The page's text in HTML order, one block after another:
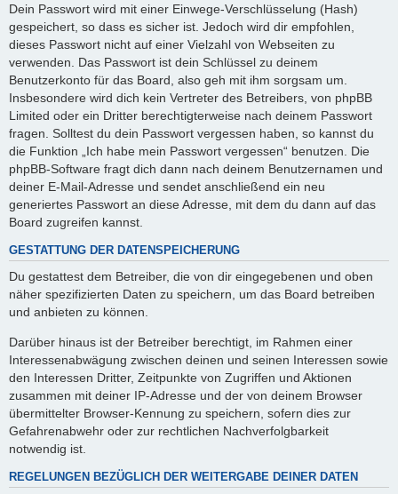
Dein Passwort wird mit einer Einwege-Verschlüsselung (Hash)
gespeichert, so dass es sicher ist. Jedoch wird dir empfohlen,
dieses Passwort nicht auf einer Vielzahl von Webseiten zu
verwenden. Das Passwort ist dein Schlüssel zu deinem
Benutzerkonto für das Board, also geh mit ihm sorgsam um.
Insbesondere wird dich kein Vertreter des Betreibers, von phpBB
Limited oder ein Dritter berechtigterweise nach deinem Passwort
fragen. Solltest du dein Passwort vergessen haben, so kannst du
die Funktion „Ich habe mein Passwort vergessen“ benutzen. Die
phpBB-Software fragt dich dann nach deinem Benutzernamen und
deiner E-Mail-Adresse und sendet anschließend ein neu
generiertes Passwort an diese Adresse, mit dem du dann auf das
Board zugreifen kannst.
GESTATTUNG DER DATENSPEICHERUNG
Du gestattest dem Betreiber, die von dir eingegebenen und oben
näher spezifizierten Daten zu speichern, um das Board betreiben
und anbieten zu können.
Darüber hinaus ist der Betreiber berechtigt, im Rahmen einer
Interessenabwägung zwischen deinen und seinen Interessen sowie
den Interessen Dritter, Zeitpunkte von Zugriffen und Aktionen
zusammen mit deiner IP-Adresse und der von deinem Browser
übermittelter Browser-Kennung zu speichern, sofern dies zur
Gefahrenabwehr oder zur rechtlichen Nachverfolgbarkeit
notwendig ist.
REGELUNGEN BEZÜGLICH DER WEITERGABE DEINER DATEN